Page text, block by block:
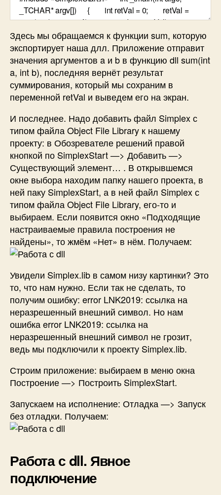
Здесь мы обращаемся к функции sum, которую
экспортирует наша длл. Приложение отправит
значения аргументов a и b в функцию dll sum(int
a, int b), последняя вернёт результат
суммирования, который мы сохраним в
переменной retVal и выведем его на экран.
И последнее. Надо добавить файл Simplex с
типом файла Object File Library к нашему
проекту: в Обозревателе решений правой
кнопкой по SimplexStart —> Добавить —>
Существующий элемент… . В открывшемся
окне выбора находим папку нашего проекта, в
ней паку SimplexStart, а в ней файл Simplex с
типом файла Object File Library, его-то и
выбираем. Если появится окно «Подходящие
настраиваемые правила построения не
найдены», то жмём «Нет» в нём. Получаем:
Увидели Simplex.lib в самом низу картинки? Это
то, что нам нужно. Если так не сделать, то
получим ошибку: error LNK2019: ссылка на
неразрешенный внешний символ. Но нам
ошибка error LNK2019: ссылка на
неразрешенный внешний символ не грозит,
ведь мы подключили к проекту Simplex.lib.
Строим приложение: выбираем в меню окна
Построение —> Построить SimplexStart.
Запускаем на исполнение: Отладка —> Запуск
без отладки. Получаем:
Работа с dll. Явное
подключение